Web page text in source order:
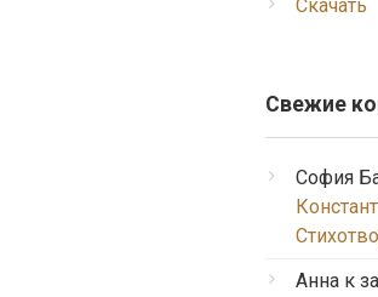
Скачать
Свежие
София
Анна к